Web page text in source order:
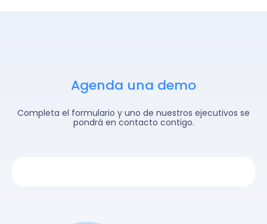
Agenda una demo
Completa el formulario y uno de nuestros ejecutivos se
pondrá en contacto contigo.